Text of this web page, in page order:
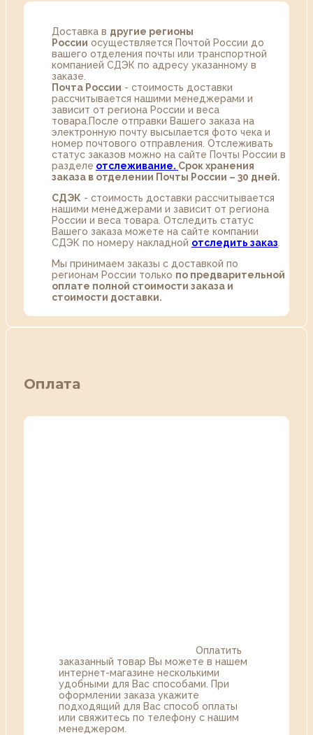
Доставка в другие регионы
России осуществляется Почтой России до
вашего отделения почты или транспортной
компанией СДЭК по адресу указанному в
заказе.
Почта России - стоимость доставки
рассчитывается нашими менеджерами и
зависит от региона России и веса
товара.После отправки Вашего заказа на
электронную почту высылается фото чека и
номер почтового отправления. Отслеживать
статус заказов можно на сайте Почты России в
разделе oтслеживание. Срок хранения
заказа в отделении Почты России – 30 дней.
СДЭК - стоимость доставки рассчитывается
нашими менеджерами и зависит от региона
России и веса товара. Отследить статус
Вашего заказа можете на сайте компании
СДЭК по номеру накладной отследить заказ
Мы принимаем заказы с доставкой по
регионам России только по предварительной
оплате полной стоимости заказа и
стоимости доставки.
Оплата
Оплатить
заказанный товар Вы можете в нашем
интернет-магазине несколькими
удобными для Вас способами. При
оформлении заказа укажите
подходящий для Вас способ оплаты
или свяжитесь по телефону с нашим
менеджером.